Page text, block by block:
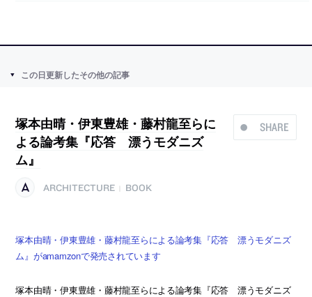
この日更新したその他の記事
SHARE
塚本由晴・伊東豊雄・藤村龍至らに
よる論考集『応答 漂うモダニズ
ム』
ARCHITECTURE BOOK
塚本由晴・伊東豊雄・藤村龍至らによる論考集『応答 漂うモダニズ
ム』がamamzonで発売されています
塚本由晴・伊東豊雄・藤村龍至らによる論考集『応答 漂うモダニズ